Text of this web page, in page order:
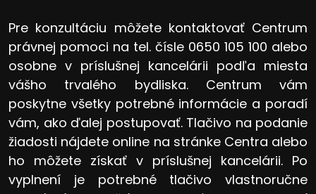
Pre konzultáciu môžete kontaktovať Centrum
právnej pomoci na tel. čísle 0650 105 100 alebo
osobne v príslušnej kancelárii podľa miesta
vášho trvalého bydliska. Centrum vám
poskytne všetky potrebné informácie a poradí
vám, ako ďalej postupovať. Tlačivo na podanie
žiadosti nájdete online na stránke Centra alebo
ho môžete získať v príslušnej kancelárii. Po
vyplnení je potrebné tlačivo vlastnoručne